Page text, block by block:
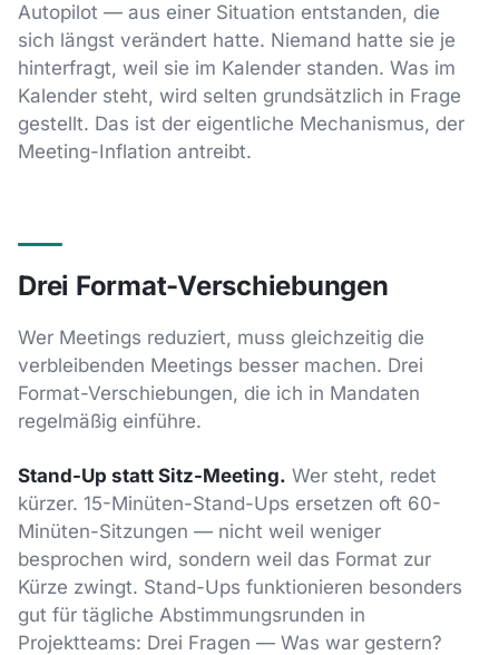
Autopilot — aus einer Situation entstanden, die
sich längst verändert hatte. Niemand hatte sie je
hinterfragt, weil sie im Kalender standen. Was im
Kalender steht, wird selten grundsätzlich in Frage
gestellt. Das ist der eigentliche Mechanismus, der
Meeting-Inflation antreibt.
Drei Format-Verschiebungen
Wer Meetings reduziert, muss gleichzeitig die
verbleibenden Meetings besser machen. Drei
Format-Verschiebungen, die ich in Mandaten
regelmäßig einführe.
Stand-Up statt Sitz-Meeting. Wer steht, redet
kürzer. 15-Minüten-Stand-Ups ersetzen oft 60-
Minüten-Sitzungen — nicht weil weniger
besprochen wird, sondern weil das Format zur
Kürze zwingt. Stand-Ups funktionieren besonders
gut für tägliche Abstimmungsrunden in
Projektteams: Drei Fragen — Was war gestern?